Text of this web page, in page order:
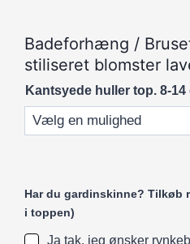
Badeforhæng /
stiliseret blomster
Kantsyede huller top. 8-
Har du gardinskinne? Tilkøb
i toppen)
Ja tak, jeg ønsker